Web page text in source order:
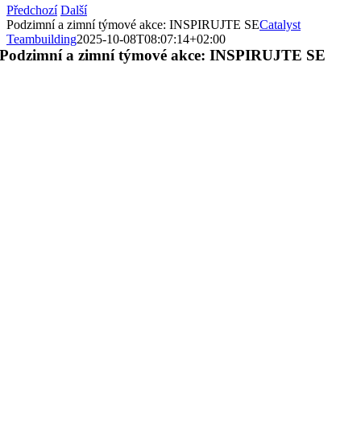
Předchozí Další
Podzimní a zimní týmové akce: INSPIRUJTE SECatalyst
Teambuilding2025-10-08T08:07:14+02:00
Podzimní a zimní týmové akce: INSPIRUJTE SE